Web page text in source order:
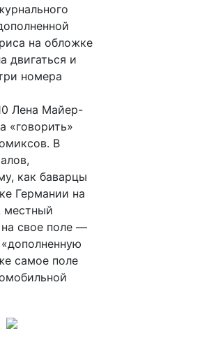
на обложке
двигаться и
номера
Лена Майер-
«говорить»
В
как баварцы
Германии на
местный
свое поле —
самое поле